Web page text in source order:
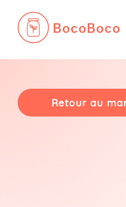
contenu
Retour au